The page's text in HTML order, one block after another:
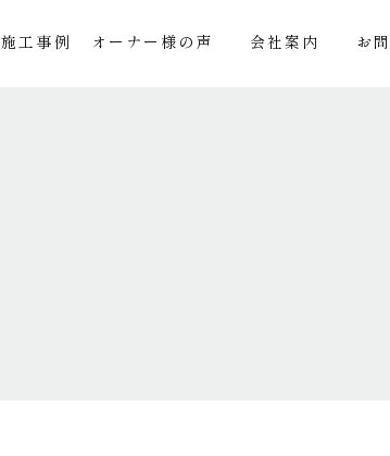
施工事例 オーナー様の声 会社案内 お